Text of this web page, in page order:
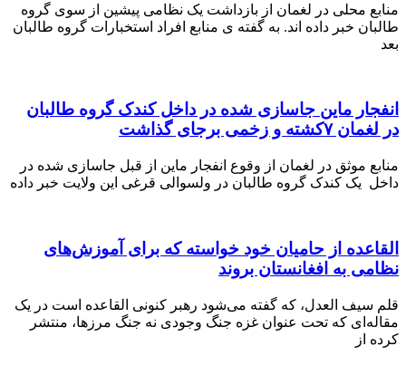
محلی در لغمان از بازداشت یک نظامی پیشین از سوی گروه
خبر داده اند. به گفته ی منابع افراد استخبارات گروه طالبان
ماین جاسازی شده در داخل کندک گروه طالبان
برجای گذاشت
موثق در لغمان از وقوع انفجار ماین از قبل جاسازی شده در
کندک گروه طالبان در ولسوالی قرغی این ولایت خبر داده
از حامیان خود خواسته که برای آموزش‌های
به افغانستان بروند
العدل، که گفته می‌شود رهبر کنونی القاعده است در یک
که تحت عنوان غزه جنگ وجودی نه جنگ مرزها، منتشر